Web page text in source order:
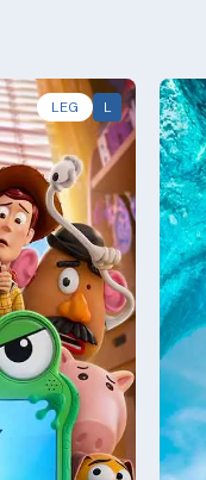
LEG L